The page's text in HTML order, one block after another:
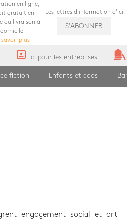
en ligne,
gratuit en
ou livraison à
domicile
savoir plus
Les lettres d'information d'ici
S'ABONNER
portrait ici pour les entreprises
fiction Enfants et ados
engagement social et art